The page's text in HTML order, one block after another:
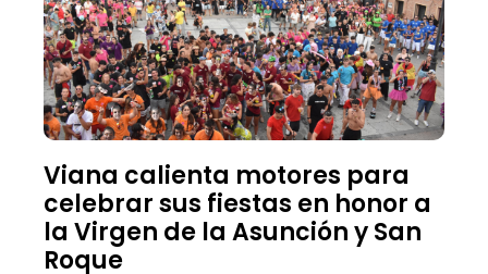
Viana calienta motores para
celebrar sus fiestas en honor a
la Virgen de la Asunción y San
Roque